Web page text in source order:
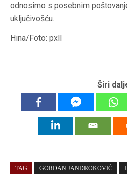
odnosimo s posebnim
uključivošću.
Hina/Foto: pxll
Širi
TAG GORDAN JANDROKOVIĆ